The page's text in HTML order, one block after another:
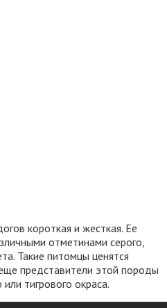
короткая и жесткая. Ее
отметинами серого,
Такие питомцы ценятся
представители этой породы
тигрового окраса.